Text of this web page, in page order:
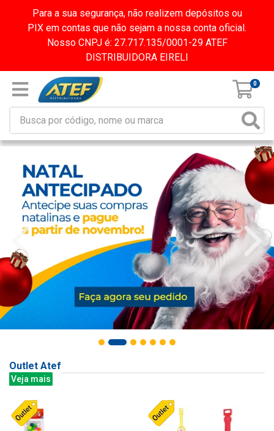
Para a sua segurança, não realizem depósitos ou
PIX em contas que não sejam a nossa conta oficial.
Nosso CNPJ é: 27.717.135/0001-29 ATEF
DISTRIBUIDORA EIRELI
0
Outlet Atef
Veja mais